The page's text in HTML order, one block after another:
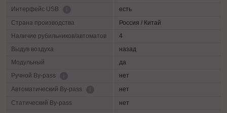
Интерфейс USB
есть
Страна производства
Россия / Китай
Наличие рубильников/автоматов
4
Выдув воздуха
назад
Модульный
да
Ручной By-pass
нет
Автоматический By-pass
нет
Статический By-pass
нет